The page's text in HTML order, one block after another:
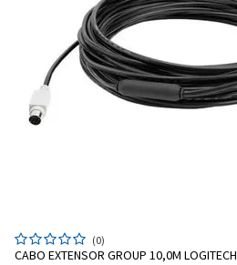
(0)
CABO EXTENSOR GROUP 10,0M LOGITECH